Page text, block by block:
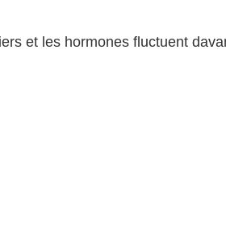
et les hormones fluctuent